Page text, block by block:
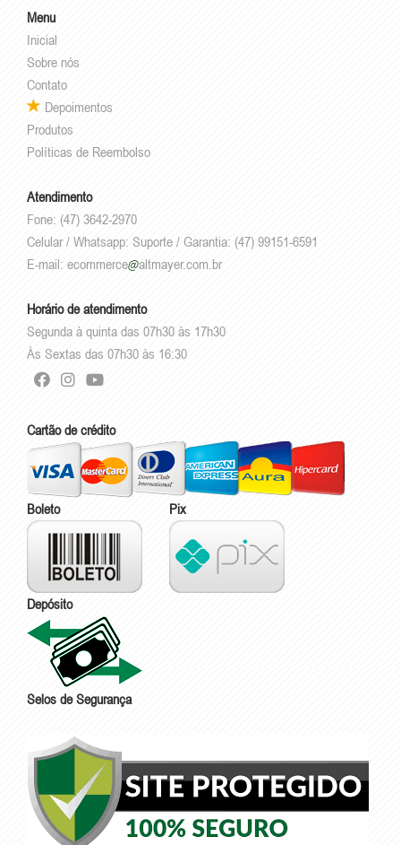
Menu
Inicial
Sobre nós
Contato
Depoimentos
Produtos
Políticas de Reembolso
Atendimento
Fone: (47) 3642-2970
Celular / Whatsapp: Suporte / Garantia: (47) 99151-6591
E-mail: ecommerce altmayer.com.br
Horário de atendimento
Segunda à quinta das 07h30 às 17h30
Às Sextas das 07h30 às 16:30
Cartão de crédito
Boleto Pix
Depósito
Selos de Segurança